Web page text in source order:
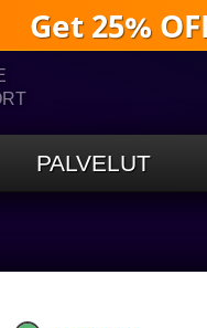
Get 25%
PALVELUT